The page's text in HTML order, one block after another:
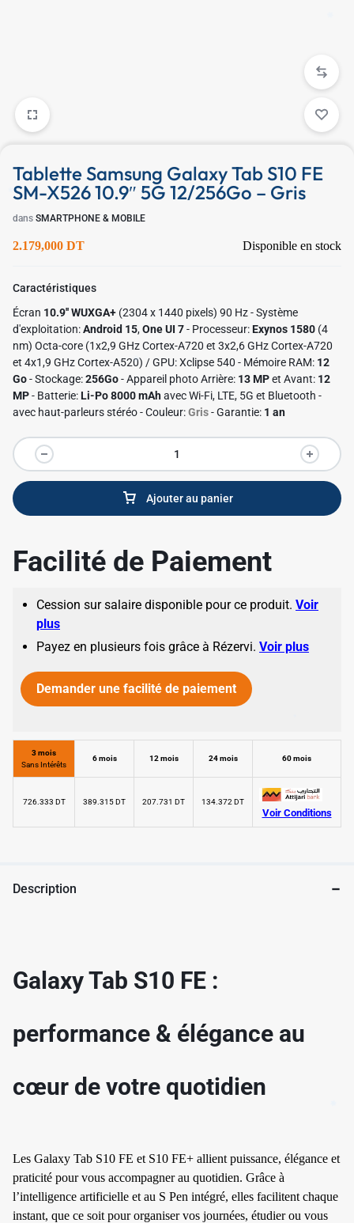
Tablette Samsung Galaxy Tab S10 FE
SM-X526 10.9″ 5G 12/256Go – Gris
dans SMARTPHONE & MOBILE
2.179,000 DT Disponible en stock
Caractéristiques
Écran 10.9'' WUXGA+ (2304 x 1440 pixels) 90 Hz - Système
d'exploitation:Android 15,One UI 7- Processeur:Exynos 1580 (4
nm) Octa-core (1x2,9 GHz Cortex-A720 et 3x2,6 GHz Cortex-A720
et 4x1,9 GHz Cortex-A520) / GPU: Xclipse 540 - Mémoire RAM: 12
Go- Stockage:256Go- Appareil photo Arrière: 13 MPet Avant: 12
MP- Batterie:Li-Po 8000 mAhavec Wi-Fi, LTE, 5G et Bluetooth -
avec haut-parleurs stéréo - Couleur:Gris- Garantie: 1 an
Ajouter au panier
Facilité de Paiement
Cession sur salaire disponible pour ce produit. Voir
plus
Payez en plusieurs fois grâce à Rézervi. Voir plus
Demander une facilité de paiement
3 mois
Sans Intérêts
6 mois 12 mois 24 mois 60 mois
726.333 DT 389.315 DT 207.731 DT 134.372 DT
Voir Conditions
Description
Galaxy Tab S10 FE :
performance & élégance au
cœur de votre quotidien
Les Galaxy Tab S10 FE et S10 FE+ allient puissance, élégance et
praticité pour vous accompagner au quotidien. Grâce à
l’intelligence artificielle et au S Pen intégré, elles facilitent chaque
instant, que ce soit pour organiser vos journées, étudier ou vous